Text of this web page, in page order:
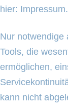
hier: Impressum.
Nur notwendige
Tools, die
ermöglichen,
kann nicht